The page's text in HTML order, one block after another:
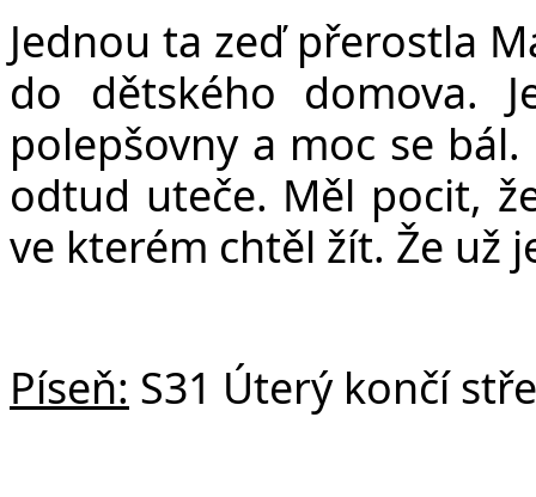
Jednou ta zeď přerostla
do dětského domova.
polepšovny a moc se
odtud uteče. Měl pocit,
ve kterém chtěl žít. Že už
Píseň: S31 Úterý končí